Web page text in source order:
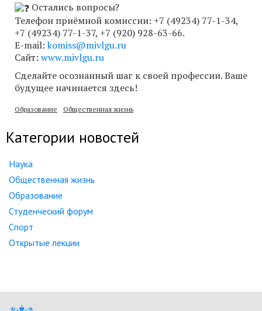
Остались вопросы?
Телефон приёмной комиссии: +7 (49234) 77-1-34,
+7 (49234) 77-1-37, +7 (920) 928-63-66.
E-mail:komiss@mivlgu.ru
Сайт: www.mivlgu.ru
Сделайте осознанный шаг к своей профессии. Ваше
будущее начинается здесь!
Образование Общественная жизнь
Категории новостей
Наука
Общественная жизнь
Образование
Студенческий форум
Спорт
Открытые лекции